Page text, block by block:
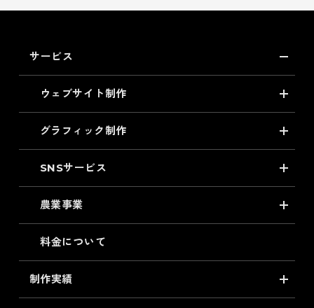
サービス
ウェブサイト制作
グラフィック制作
SNSサービス
農業事業
料金について
制作実績